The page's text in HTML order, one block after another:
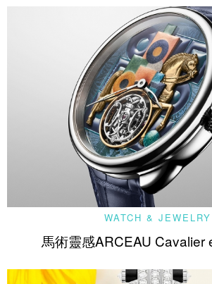
WATCH & JEWELRY
馬術靈感ARCEAU Cavalier